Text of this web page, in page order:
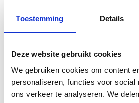
Toestemming Details
Deze website gebruikt cookies
We gebruiken cookies om content
personaliseren, functies voor social
ons verkeer te analyseren. We